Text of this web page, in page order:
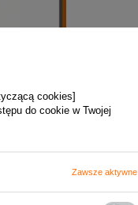
cookies]
do cookie w Twojej
Zawsze aktywne